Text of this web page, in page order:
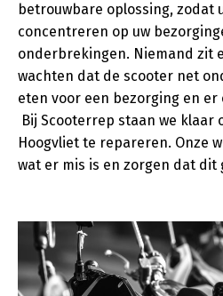
betrouwbare oplossing, zodat
concentreren op uw
onderbrekingen. Niemand zit
wachten dat de scooter net
eten voor een bezorging en er
Bij Scooterrep staan we klaar
Hoogvliet te repareren. Onze
wat er mis is en zorgen dat dit